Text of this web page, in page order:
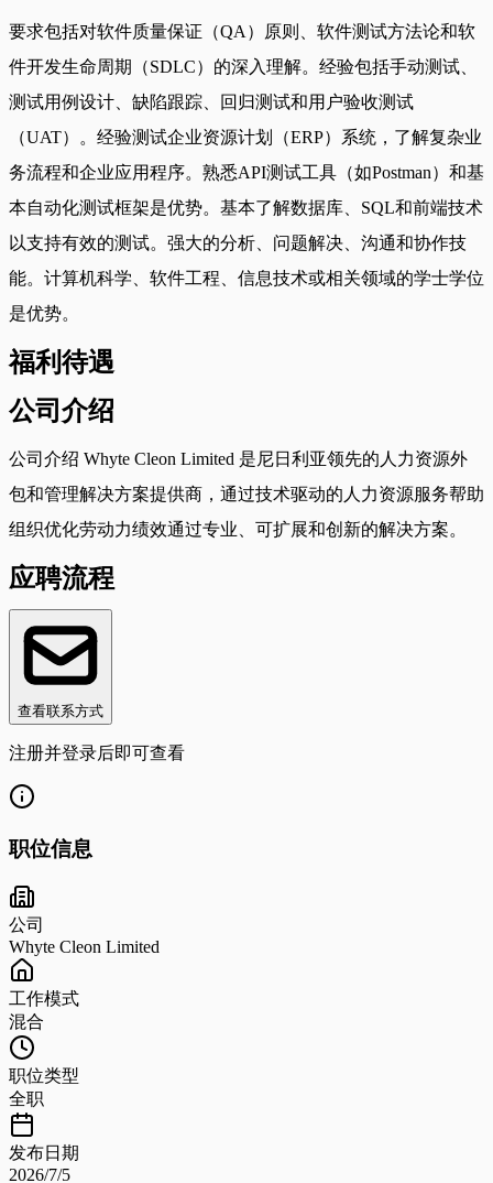
要求包括对软件质量保证（QA）原则、软件测试方法论和软
件开发生命周期（SDLC）的深入理解。经验包括手动测试、
测试用例设计、缺陷跟踪、回归测试和用户验收测试
（UAT）。经验测试企业资源计划（ERP）系统，了解复杂业
务流程和企业应用程序。熟悉API测试工具（如Postman）和基
本自动化测试框架是优势。基本了解数据库、SQL和前端技术
以支持有效的测试。强大的分析、问题解决、沟通和协作技
能。计算机科学、软件工程、信息技术或相关领域的学士学位
是优势。
福利待遇
公司介绍
公司介绍 Whyte Cleon Limited 是尼日利亚领先的人力资源外
包和管理解决方案提供商，通过技术驱动的人力资源服务帮助
组织优化劳动力绩效通过专业、可扩展和创新的解决方案。
应聘流程
查看联系方式
注册并登录后即可查看
职位信息
公司
Whyte Cleon Limited
工作模式
混合
职位类型
全职
发布日期
2026/7/5